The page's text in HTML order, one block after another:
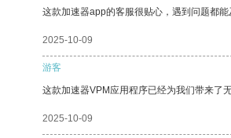
这款加速器app的客服很贴心，遇到问题都能
2025-10-09
游客
这款加速器VPM应用程序已经为我们带来了
2025-10-09